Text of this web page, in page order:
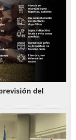
del